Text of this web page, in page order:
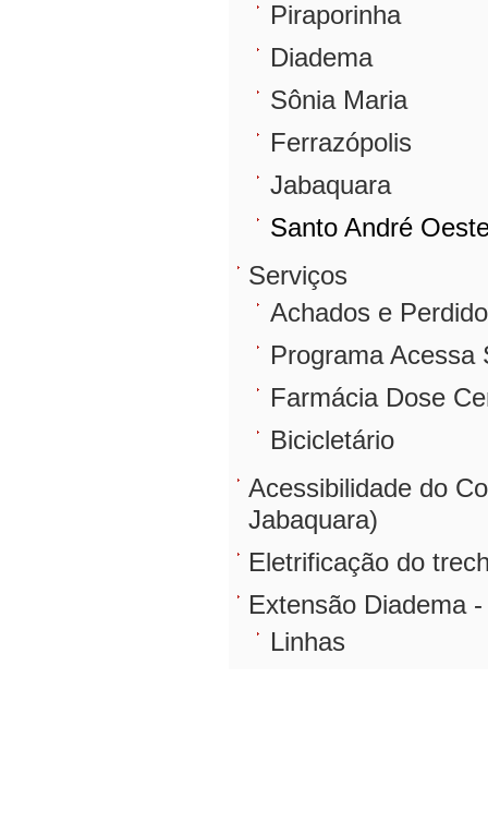
Piraporinha
Diadema
Sônia Maria
Ferrazópolis
Jabaquara
Santo André
Serviços
Achados e
Programa Acessa
Farmácia Dose
Bicicletário
Acessibilidade do
Jabaquara)
Eletrificação do
Extensão Diadema
Linhas